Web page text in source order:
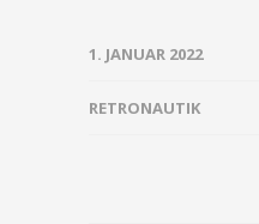
1. JANUAR 2022
RETRONAUTIK